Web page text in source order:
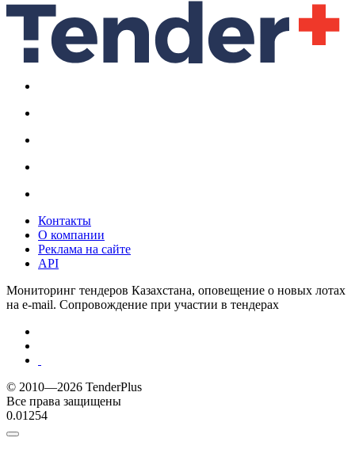
Контакты
О компании
Реклама на сайте
API
Мониторинг тендеров Казахстана, оповещение о новых лотах
на e-mail. Сопровождение при участии в тендерах
© 2010—2026 TenderPlus
Все права защищены
0.01254